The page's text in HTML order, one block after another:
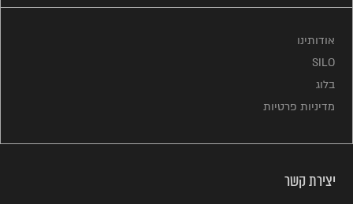
אודותינו
SILO
בלוג
מדיניות פרטיות
יצירת קשר